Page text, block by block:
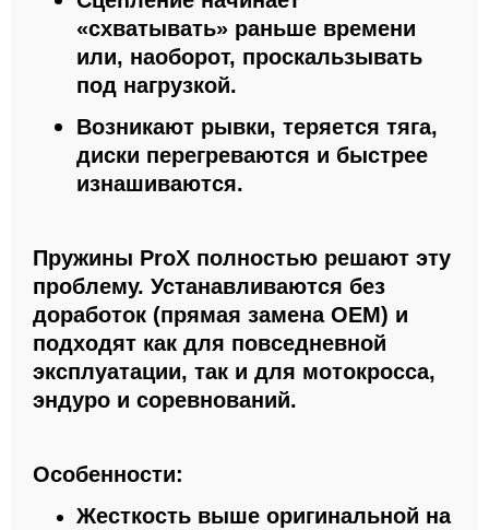
«схватывать» раньше времени
или, наоборот, проскальзывать
под нагрузкой.
Возникают рывки, теряется тяга,
диски перегреваются и быстрее
изнашиваются.
Пружины ProX полностью решают эту
проблему. Устанавливаются без
доработок (прямая замена OEM) и
подходят как для повседневной
эксплуатации, так и для мотокросса,
эндуро и соревнований.
Особенности:
Жесткость выше оригинальной на